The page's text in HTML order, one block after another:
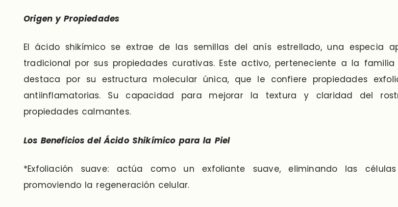
Origen y Propiedades
El ácido shikímico se extrae de las semillas del anís estrellado, una especia
tradicional por sus propiedades curativas. Este activo, perteneciente a la
destaca por su estructura molecular única, que le confiere propiedades
antiinflamatorias. Su capacidad para mejorar la textura y claridad del
propiedades calmantes.
Los Beneficios del Ácido Shikímico para la Piel
*Exfoliación suave: actúa como un exfoliante suave, eliminando las
promoviendo la regeneración celular.